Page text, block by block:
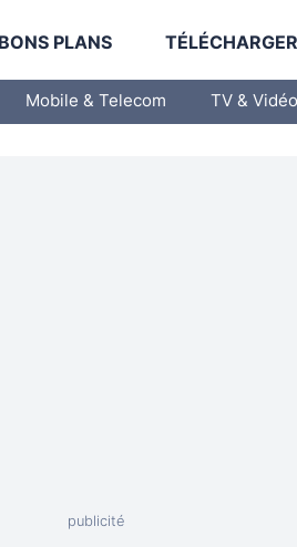
BONS PLANS
Mobile & Telecom TV & Vidéo